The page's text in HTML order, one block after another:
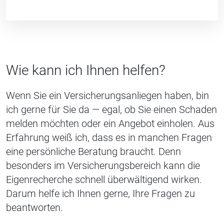
Wie kann ich Ihnen helfen?
Wenn Sie ein Versicherungsanliegen haben, bin
ich gerne für Sie da — egal, ob Sie einen Schaden
melden möchten oder ein Angebot einholen. Aus
Erfahrung weiß ich, dass es in manchen Fragen
eine persönliche Beratung braucht. Denn
besonders im Versicherungsbereich kann die
Eigenrecherche schnell überwältigend wirken.
Darum helfe ich Ihnen gerne, Ihre Fragen zu
beantworten.